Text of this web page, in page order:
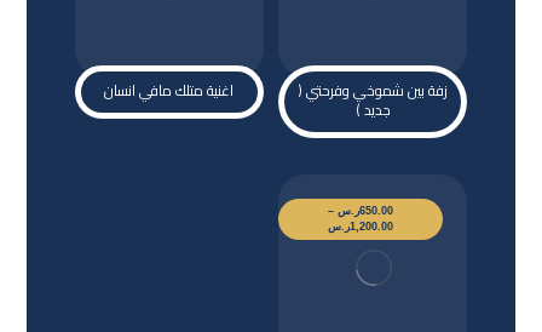
زفة بين شموخي وفرحتي (
جديد )
اغنية متلك مافي انسان
650.00ر.س –
1,200.00ر.س